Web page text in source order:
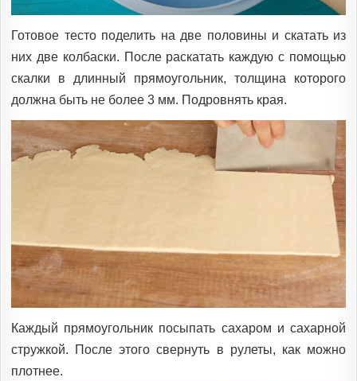
Готовое тесто поделить на две половины и скатать из
них две колбаски. После раскатать каждую с помощью
скалки в длинный прямоугольник, толщина которого
должна быть не более 3 мм. Подровнять края.
Каждый прямоугольник посыпать сахаром и сахарной
стружкой. После этого свернуть в рулеты, как можно
плотнее.